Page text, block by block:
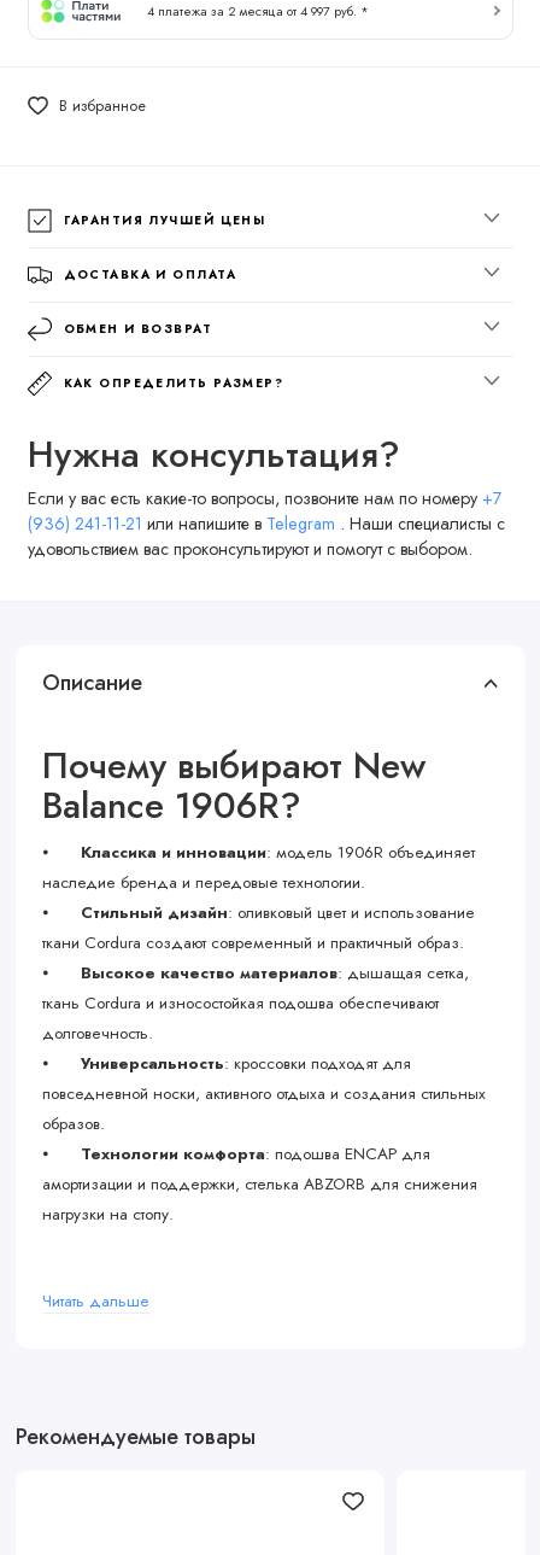
4 платежа за 2 месяца от 4 997 руб. *
В избранное
ГАРАНТИЯ ЛУЧШЕЙ ЦЕНЫ
ДОСТАВКА И ОПЛАТА
ОБМЕН И ВОЗВРАТ
КАК ОПРЕДЕЛИТЬ РАЗМЕР?
Нужна консультация?
Если у вас есть какие-то вопросы, позвоните нам по номеру +7
(936) 241-11-21 или напишите в Telegram . Наши специалисты с
удовольствием вас проконсультируют и помогут с выбором.
Описание
Почему выбирают New
Balance 1906R?
⦁ Классика и инновации: модель 1906R объединяет
наследие бренда и передовые технологии.
⦁
Стильный дизайн: оливковый цвет и использование
ткани Cordura создают современный и практичный образ.
⦁
Высокое качество материалов: дышащая сетка,
ткань Cordura и износостойкая подошва обеспечивают
долговечность.
⦁
Универсальность: кроссовки подходят для
повседневной носки, активного отдыха и создания стильных
образов.
⦁
Технологии комфорта: подошва ENCAP для
амортизации и поддержки, стелька ABZORB для снижения
нагрузки на стопу.
практичности и стиля. Оливковый оттенок и текстура ткани
дизайн позволяет легко комбинировать кроссовки с любым
Читать дальше
Рекомендуемые товары